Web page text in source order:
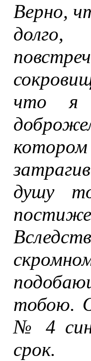
Верно,
что я
душу
тобою.
№ 4
срок.